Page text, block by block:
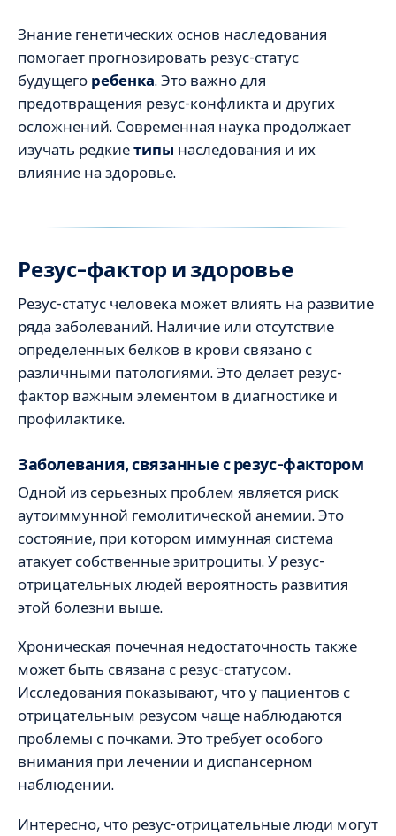
Знание генетических основ наследования
помогает прогнозировать резус-статус
будущего ребенка. Это важно для
предотвращения резус-конфликта и других
осложнений. Современная наука продолжает
изучать редкиетипы наследования и их
влияние на здоровье.
Резус-фактор и здоровье
Резус-статус человека может влиять на развитие
ряда заболеваний. Наличие или отсутствие
определенных белков в крови связано с
различными патологиями. Это делает резус-
фактор важным элементом в диагностике и
профилактике.
Заболевания, связанные с резус-фактором
Одной из серьезных проблем является риск
аутоиммунной гемолитической анемии. Это
состояние, при котором иммунная система
атакует собственные эритроциты. У резус-
отрицательных людей вероятность развития
этой болезни выше.
Хроническая почечная недостаточность также
может быть связана с резус-статусом.
Исследования показывают, что у пациентов с
отрицательным резусом чаще наблюдаются
проблемы с почками. Это требует особого
внимания при лечении и диспансерном
наблюдении.
Интересно, что резус-отрицательные люди могут